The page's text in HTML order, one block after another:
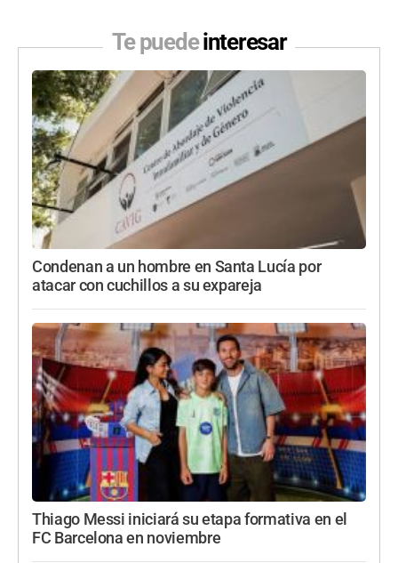
Te puedeinteresar
Condenan a un hombre en Santa Lucía por
atacar con cuchillos a su expareja
Thiago Messi iniciará su etapa formativa en el
FC Barcelona en noviembre